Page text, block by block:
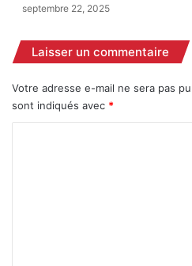
septembre 22, 2025
Laisser un commentaire
Votre adresse e-mail ne sera pas
sont indiqués avec *